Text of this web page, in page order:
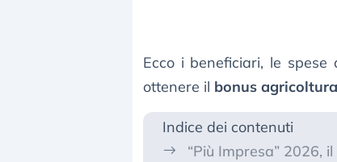
Ecco i beneficiari, le
ottenere il bonus
Indice dei contenuti
“Più Impresa” 2026,